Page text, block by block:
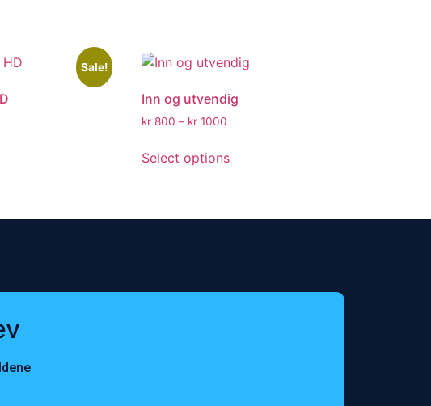
Sale!
Inn og utvendig
kr 800 – kr 1000
Select options